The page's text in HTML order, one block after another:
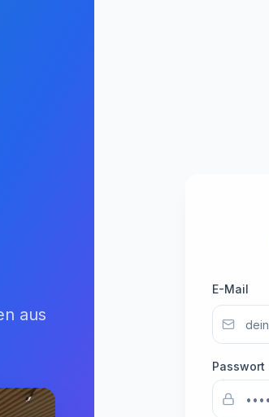
aus
E-Mail
Passwort